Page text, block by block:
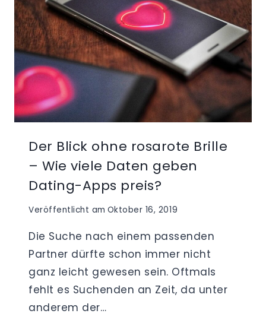
Der Blick ohne rosarote Brille
– Wie viele Daten geben
Dating-Apps preis?
Veröffentlicht am Oktober 16, 2019
Die Suche nach einem passenden
Partner dürfte schon immer nicht
ganz leicht gewesen sein. Oftmals
fehlt es Suchenden an Zeit, da unter
anderem der…